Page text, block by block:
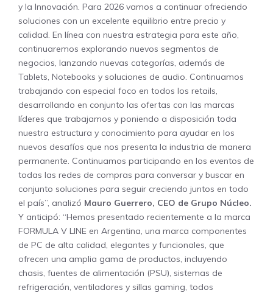
y la Innovación. Para 2026 vamos a continuar ofreciendo
soluciones con un excelente equilibrio entre precio y
calidad. En línea con nuestra estrategia para este año,
continuaremos explorando nuevos segmentos de
negocios, lanzando nuevas categorías, además de
Tablets, Notebooks y soluciones de audio. Continuamos
trabajando con especial foco en todos los retails,
desarrollando en conjunto las ofertas con las marcas
líderes que trabajamos y poniendo a disposición toda
nuestra estructura y conocimiento para ayudar en los
nuevos desafíos que nos presenta la industria de manera
permanente. Continuamos participando en los eventos de
todas las redes de compras para conversar y buscar en
conjunto soluciones para seguir creciendo juntos en todo
el país”, analizó Mauro Guerrero, CEO de Grupo Núcleo.
Y anticipó: “Hemos presentado recientemente a la marca
FORMULA V LINE en Argentina, una marca componentes
de PC de alta calidad, elegantes y funcionales, que
ofrecen una amplia gama de productos, incluyendo
chasis, fuentes de alimentación (PSU), sistemas de
refrigeración, ventiladores y sillas gaming, todos